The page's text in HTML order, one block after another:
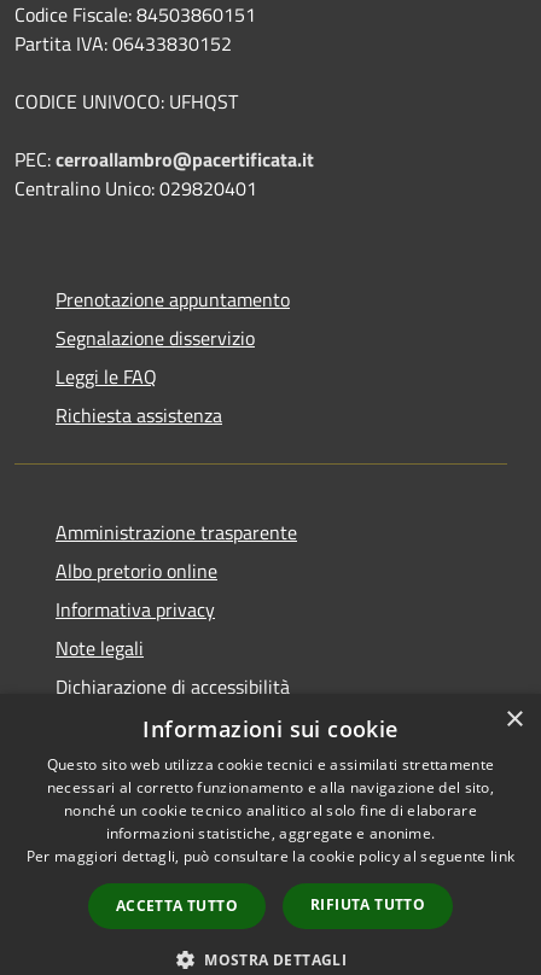
Codice Fiscale: 84503860151
Partita IVA: 06433830152
CODICE UNIVOCO: UFHQST
PEC:cerroallambro@pacertificata.it
Centralino Unico: 029820401
Prenotazione appuntamento
Segnalazione disservizio
Leggi le FAQ
Richiesta assistenza
Amministrazione trasparente
Albo pretorio online
Informativa privacy
Note legali
Dichiarazione di accessibilità
Accessibilità
Privacy
Mappa del sito
Copyright © 2026 • Comune di
Cerro al Lambro • Powered by
Municipium•Accesso
redazione
×
Informazioni sui cookie
Questo sito web utilizza cookie tecnici e assimilati strettamente
necessari al corretto funzionamento e alla navigazione del sito,
nonché un cookie tecnico analitico al solo fine di elaborare
informazioni statistiche, aggregate e anonime.
Per maggiori dettagli, può consultare la cookie policy al seguente link
ACCETTA TUTTO RIFIUTA TUTTO
MOSTRA DETTAGLI